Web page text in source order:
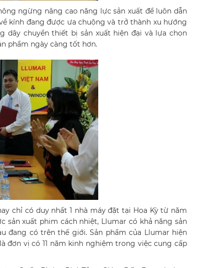
ngừng nâng cao năng lực sản xuất để luôn dẫn
kính đang được ưa chuộng và trở thành xu hướng
dây chuyền thiết bị sản xuất hiện đại và lựa chọn
phẩm ngày càng tốt hơn.
chỉ có duy nhất 1 nhà máy đặt tại Hoa Kỳ từ năm
sản xuất phim cách nhiệt, Llumar có khả năng sản
đang có trên thế giới. Sản phẩm của Llumar hiện
đơn vị có 11 năm kinh nghiệm trong việc cung cấp